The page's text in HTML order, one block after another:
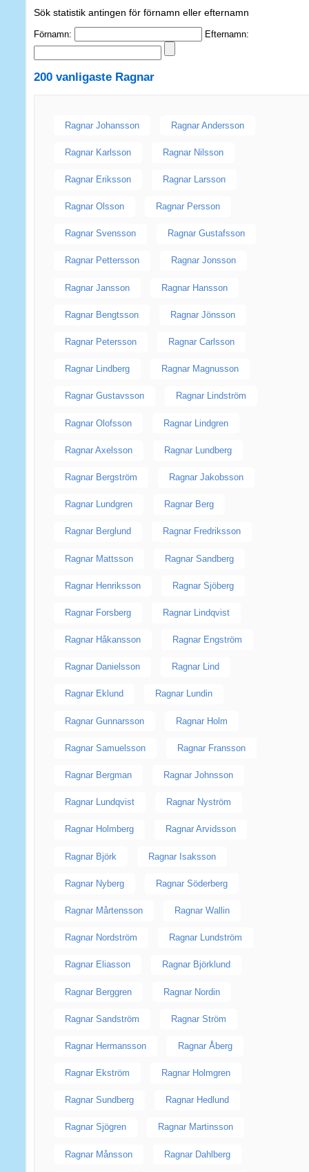
Sök statistik antingen för förnamn eller efternamn
Förnamn: Efternamn:
200 vanligaste Ragnar
Ragnar Johansson Ragnar Andersson
Ragnar Karlsson Ragnar Nilsson
Ragnar Eriksson Ragnar Larsson
Ragnar Olsson Ragnar Persson
Ragnar Svensson Ragnar Gustafsson
Ragnar Pettersson Ragnar Jonsson
Ragnar Jansson Ragnar Hansson
Ragnar Bengtsson Ragnar Jönsson
Ragnar Petersson Ragnar Carlsson
Ragnar Lindberg Ragnar Magnusson
Ragnar Gustavsson Ragnar Lindström
Ragnar Olofsson Ragnar Lindgren
Ragnar Axelsson Ragnar Lundberg
Ragnar Bergström Ragnar Jakobsson
Ragnar Lundgren Ragnar Berg
Ragnar Berglund Ragnar Fredriksson
Ragnar Mattsson Ragnar Sandberg
Ragnar Henriksson Ragnar Sjöberg
Ragnar Forsberg Ragnar Lindqvist
Ragnar Håkansson Ragnar Engström
Ragnar Danielsson Ragnar Lind
Ragnar Eklund Ragnar Lundin
Ragnar Gunnarsson Ragnar Holm
Ragnar Samuelsson Ragnar Fransson
Ragnar Bergman Ragnar Johnsson
Ragnar Lundqvist Ragnar Nyström
Ragnar Holmberg Ragnar Arvidsson
Ragnar Björk Ragnar Isaksson
Ragnar Nyberg Ragnar Söderberg
Ragnar Mårtensson Ragnar Wallin
Ragnar Nordström Ragnar Lundström
Ragnar Eliasson Ragnar Björklund
Ragnar Berggren Ragnar Nordin
Ragnar Sandström Ragnar Ström
Ragnar Hermansson Ragnar Åberg
Ragnar Ekström Ragnar Holmgren
Ragnar Sundberg Ragnar Hedlund
Ragnar Sjögren Ragnar Martinsson
Ragnar Månsson Ragnar Dahlberg